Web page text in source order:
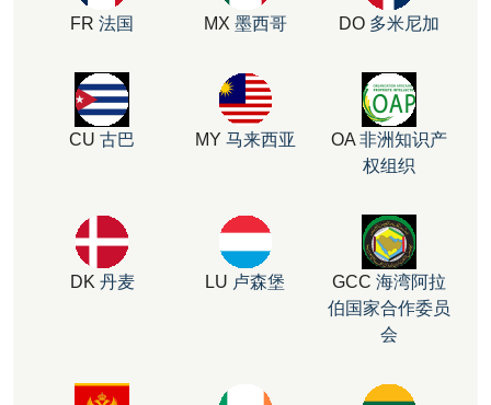
FR 法国 MX 墨西哥 DO 多米尼加
CU 古巴 MY 马来西亚 OA 非洲知识产
权组织
DK 丹麦 LU 卢森堡 GCC 海湾阿拉
伯国家合作委员
会